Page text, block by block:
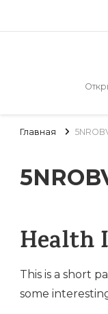
Главная
Health
This is a short
some